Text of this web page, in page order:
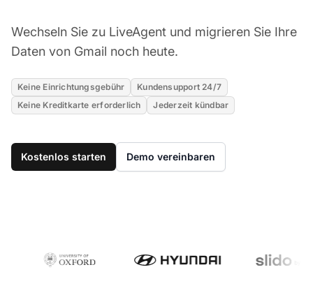
Wechseln Sie zu LiveAgent und migrieren Sie Ihre
Daten von Gmail noch heute.
Keine Einrichtungsgebühr
Kundensupport 24/7
Keine Kreditkarte erforderlich
Jederzeit kündbar
Kostenlos starten Demo vereinbaren